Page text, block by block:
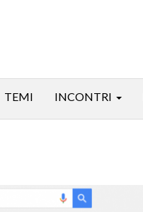
TEMI INCONTRI